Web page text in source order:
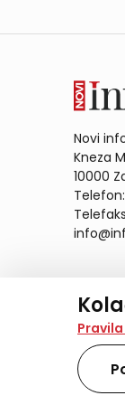
Na
Novi
Kneza
10000